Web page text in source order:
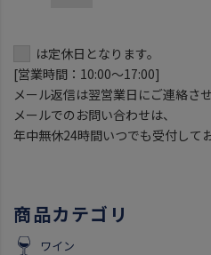
は定休日となります。
[営業時間：10:00～17:00]
メール返信は翌営業日にご連絡さ
メールでのお問い合わせは、
年中無休24時間いつでも受付して
商品カテゴリ
ワイン